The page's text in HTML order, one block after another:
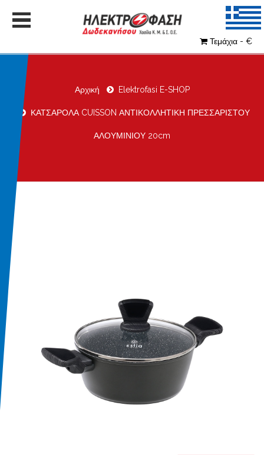
Τεμάχια - €
Αρχική Elektrofasi E-SHOP
ΚΑΤΣΑΡΟΛΑ CUISSON ΑΝΤΙΚΟΛΛΗΤΙΚΗ ΠΡΕΣΣΑΡΙΣΤΟΥ
ΑΛΟΥΜΙΝΙΟΥ 20cm